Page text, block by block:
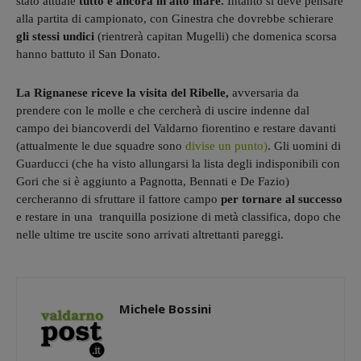
alla partita di campionato, con Ginestra che dovrebbe schierare
gli stessi undici (rientrerà capitan Mugelli) che domenica scorsa
hanno battuto il San Donato.
La Rignanese riceve la visita del Ribelle, avversaria da
prendere con le molle e che cercherà di uscire indenne dal
campo dei biancoverdi del Valdarno fiorentino e restare davanti
(attualmente le due squadre sono divise un punto). Gli uomini di
Guarducci (che ha visto allungarsi la lista degli indisponibili con
Gori che si è aggiunto a Pagnotta, Bennati e De Fazio)
cercheranno di sfruttare il fattore campo per tornare al successo
e restare in una tranquilla posizione di metà classifica, dopo che
nelle ultime tre uscite sono arrivati altrettanti pareggi.
Michele Bossini